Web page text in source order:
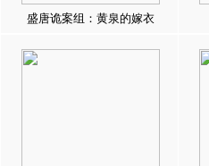
盛唐诡案组：黄泉的嫁衣